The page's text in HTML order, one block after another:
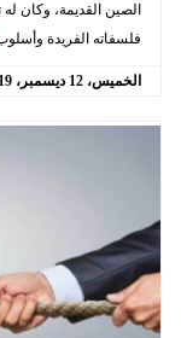
الصين القديمة، وكان له
فلسفاته الفريدة
الخميس، 12 ديسمبر،